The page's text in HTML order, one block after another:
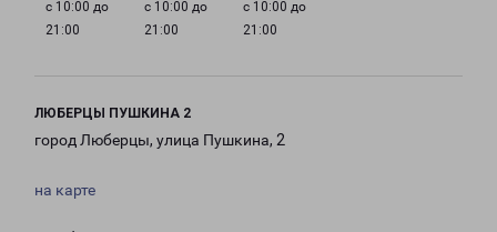
с 10:00 до
21:00
с 10:00 до
21:00
с 10:00 до
21:00
ЛЮБЕРЦЫ ПУШКИНА 2
город Люберцы, улица Пушкина, 2
на карте